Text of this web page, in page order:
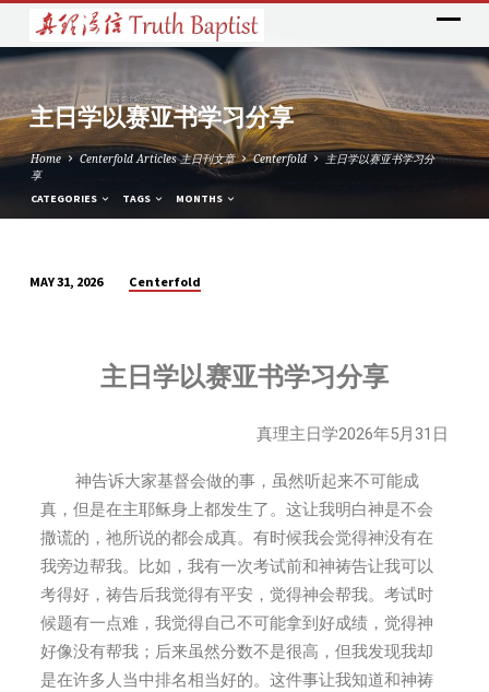
主日学以赛亚书学习分享
Home Centerfold Articles 主日刊文章 Centerfold
主日学以赛亚书学习分
享
CATEGORIES TAGS MONTHS
习
分
享
MAY 31, 2026 Centerfold
主日学以赛亚书学习分享
真理主日学2026年5月31日
神告诉大家基督会做的事，虽然听起来不可能成
真，但是在主耶稣身上都发生了。这让我明白神是不会
撒谎的，祂所说的都会成真。有时候我会觉得神没有在
我旁边帮我。比如，我有一次考试前和神祷告让我可以
考得好，祷告后我觉得有平安，觉得神会帮我。考试时
候题有一点难，我觉得自己不可能拿到好成绩，觉得神
好像没有帮我；后来虽然分数不是很高，但我发现我却
是在许多人当中排名相当好的。这件事让我知道和神祷